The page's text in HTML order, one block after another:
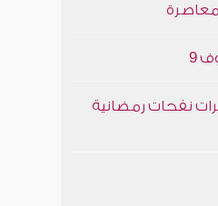
9
نفحات رمضانية